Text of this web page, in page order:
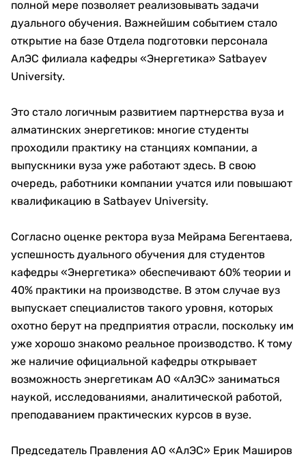
полной мере позволяет реализовывать задачи
дуального обучения. Важнейшим событием стало
открытие на базе Отдела подготовки персонала
АлЭС филиала кафедры «Энергетика» Satbayev
University.
Это стало логичным развитием партнерства вуза и
алматинских энергетиков: многие студенты
проходили практику на станциях компании, а
выпускники вуза уже работают здесь. В свою
очередь, работники компании учатся или повышают
квалификацию в Satbayev University.
Согласно оценке ректора вуза Мейрама Бегентаева,
успешность дуального обучения для студентов
кафедры «Энергетика» обеспечивают 60% теории и
40% практики на производстве. В этом случае вуз
выпускает специалистов такого уровня, которых
охотно берут на предприятия отрасли, поскольку им
уже хорошо знакомо реальное производство. К тому
же наличие официальной кафедры открывает
возможность энергетикам АО «АлЭС» заниматься
наукой, исследованиями, аналитической работой,
преподаванием практических курсов в вузе.
Председатель Правления АО «АлЭС» Ерик Маширов